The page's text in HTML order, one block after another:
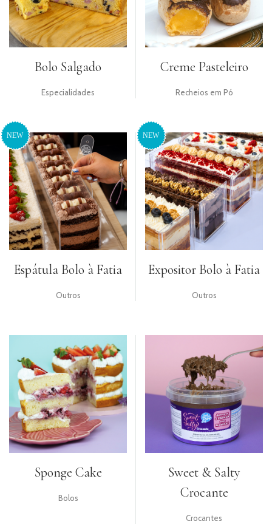
Bolo Salgado
Especialidades
Creme Pasteleiro
Recheios em Pó
Espátula Bolo à Fatia
Outros
Expositor Bolo à Fatia
Outros
Sponge Cake
Bolos
Sweet & Salty
Crocante
Crocantes